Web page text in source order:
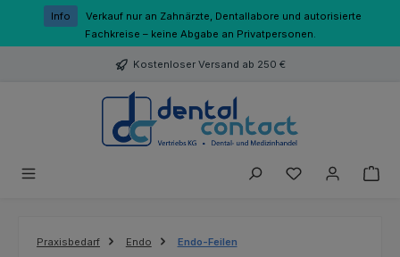
Zum Hauptinhalt springen
Info
Verkauf nur an Zahnärzte, Dentallabore und autorisierte
Fachkreise – keine Abgabe an Privatpersonen.
Kostenloser Versand ab 250 €
Du hast 0
Praxisbedarf Endo Endo-Feilen